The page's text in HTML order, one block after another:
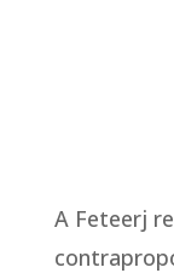
A Feteerj